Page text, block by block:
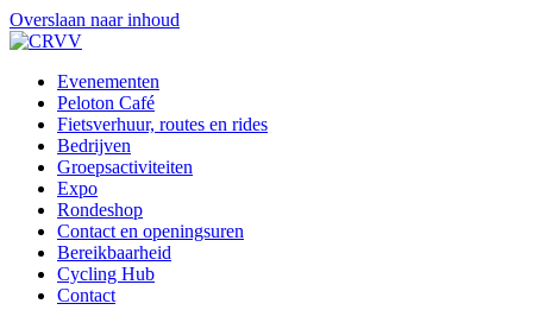
Overslaan naar inhoud
Evenementen
Peloton Café
Fietsverhuur, routes en rides
Bedrijven
Groepsactiviteiten
Expo
Rondeshop
Contact en openingsuren
Bereikbaarheid
Cycling Hub
Contact